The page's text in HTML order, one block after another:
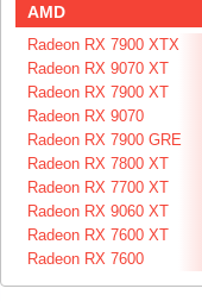
AMD
Radeon RX 7900 XTX
Radeon RX 9070 XT
Radeon RX 7900 XT
Radeon RX 9070
Radeon RX 7900 GRE
Radeon RX 7800 XT
Radeon RX 7700 XT
Radeon RX 9060 XT
Radeon RX 7600 XT
Radeon RX 7600